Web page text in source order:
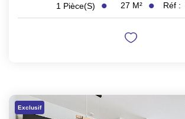
1 Pièce(s) 27 M² Réf :
Exclusif